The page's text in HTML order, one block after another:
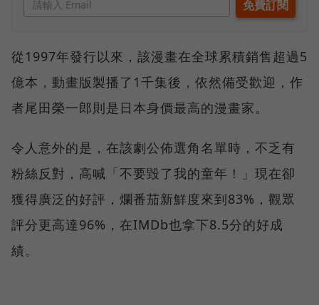
從1997年發行以來，該漫畫在全球累積銷售超過5
億本，動畫版製播了1千集後，依然備受歡迎，作
者尾田榮一郎則是日本身價最高的漫畫家。
令人意外的是，在該劇公佈選角名單時，不乏有
粉絲反對，高喊「不要毀了我的童年！」現在卻
獲得廣泛的好評，爛番茄新鮮度來到83%，觀眾
評分更高達96%，在IMDb也拿下8.5分的好成
績。